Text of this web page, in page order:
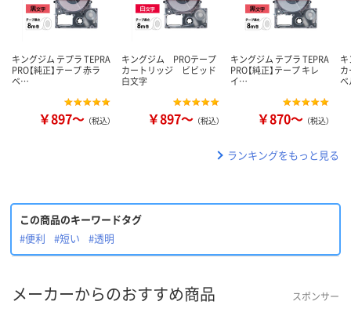
キングジム テプラ TEPRA
PRO【純正】テープ 赤ラ
ベ…
￥897～ （税込）
キングジム PROテープ
カートリッジ ビビッド
白文字
￥897～ （税込）
キングジム テプラ TEPRA
PRO【純正】テープ キレ
イ…
￥870～ （税込）
ランキングをもっと見る
この商品のキーワードタグ
#便利
#短い #透明
メーカーからのおすすめ商品 スポンサー